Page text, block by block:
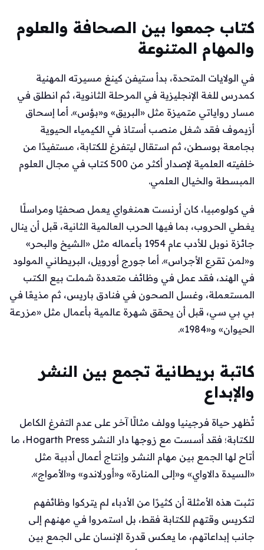
كتاب جمعوا بين الصحافة والعلوم
والمهام المتنوعة
في الولايات المتحدة، بدأ ستيفن كينغ مسيرته المهنية
كمدرس للغة الإنجليزية في المرحلة الثانوية، ثم انطلق في
مسار رواياتي متميزة مثل «البريق» و«بؤس». أما إسحاق
أزيموف فقد شغل منصب أستاذ في الكيمياء الحيوية
بجامعة بوسطن، ثم استقال ليتفرغ للكتابة، مستفيدًا من
خلفيته العلمية لإصدار أكثر من 500 كتاب في مجال العلوم
المبسطة والخيال العلمي.
في كولومبيا، كان أرنست همنغواي يعمل صحفيًا ومراسلًا
يغطي الحروب، بما فيها الحرب العالمية الثانية، قبل أن ينال
جائزة نوبل للأدب عام 1954 بأعماله مثل «الشيخ والبحر»
و«لمن تقرع الأجراس». أما جورج أورويل، البريطاني المولود
في الهند، فقد عمل في وظائف متعددة شملت بيع الكتب
المستعملة، وغسل الصحون في فنادق باريس، ثم مذيعًا في
بي بي سي، قبل أن يحقق شهرة عالمية بأعمال مثل «مزرعة
الحيوان» و«1984».
كاتبة بريطانية تجمع بين النشر
والإبداع
تُظهر حياة فرجينيا وولف مثالًا آخر على عدم التفرغ الكامل
للكتابة؛ فقد أسست مع زوجها دار النشر Hogarth Press، ما
أتاح لها الجمع بين مهام النشر وإنتاج أعمال أدبية مثل
«السيدة دالاواي» و«إلى المنارة» و«أورلاندو» و«الأمواج».
تثبت هذه الأمثلة أن كثيرًا من الأدباء لم يتركوا وظائفهم
لتكريس وقتهم للكتابة فقط، بل استمروا في مهنهم إلى
جانب إبداعاتهم، ما يعكس قدرة الإنسان على الجمع بين